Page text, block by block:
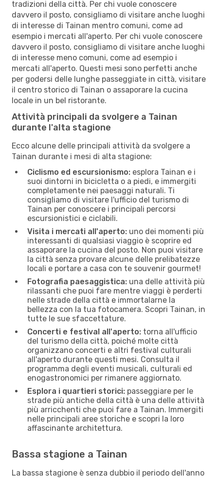
tradizioni della città. Per chi vuole conoscere
davvero il posto, consigliamo di visitare anche luoghi
di interesse di Tainan mentro comuni, come ad
esempio i mercati all'aperto. Per chi vuole conoscere
davvero il posto, consigliamo di visitare anche luoghi
di interesse meno comuni, come ad esempio i
mercati all'aperto. Questi mesi sono perfetti anche
per godersi delle lunghe passeggiate in città, visitare
il centro storico di Tainan o assaporare la cucina
locale in un bel ristorante.
Attività principali da svolgere a Tainan
durante l'alta stagione
Ecco alcune delle principali attività da svolgere a
Tainan durante i mesi di alta stagione:
Ciclismo ed escursionismo: esplora Tainan e i
suoi dintorni in bicicletta o a piedi, e immergiti
completamente nei paesaggi naturali. Ti
consigliamo di visitare l'ufficio del turismo di
Tainan per conoscere i principali percorsi
escursionistici e ciclabili.
Visita i mercati all'aperto: uno dei momenti più
interessanti di qualsiasi viaggio è scoprire ed
assaporare la cucina del posto. Non puoi visitare
la città senza provare alcune delle prelibatezze
locali e portare a casa con te souvenir gourmet!
Fotografia paesaggistica: una delle attività più
rilassanti che puoi fare mentre viaggi è perderti
nelle strade della città e immortalarne la
bellezza con la tua fotocamera. Scopri Tainan, in
tutte le sue sfaccettature.
Concerti e festival all'aperto: torna all'ufficio
del turismo della città, poiché molte città
organizzano concerti e altri festival culturali
all'aperto durante questi mesi. Consulta il
programma degli eventi musicali, culturali ed
enogastronomici per rimanere aggiornato.
Esplora i quartieri storici: passeggiare per le
strade più antiche della città è una delle attività
più arricchenti che puoi fare a Tainan. Immergiti
nelle principali aree storiche e scopri la loro
affascinante architettura.
Bassa stagione a Tainan
La bassa stagione è senza dubbio il periodo dell'anno